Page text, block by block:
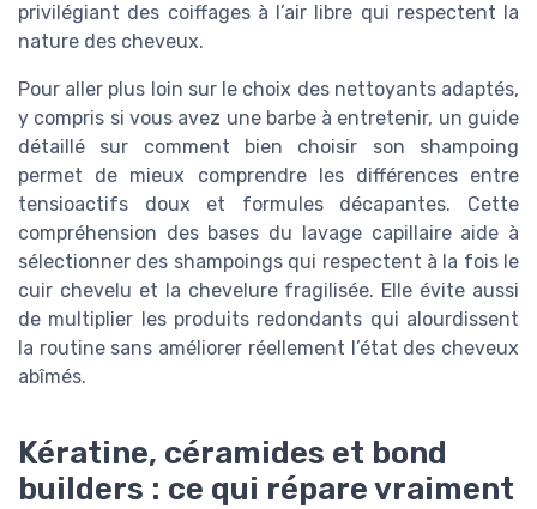
privilégiant des coiffages à l’air libre qui respectent la
nature des cheveux.
Pour aller plus loin sur le choix des nettoyants adaptés,
y compris si vous avez une barbe à entretenir, un guide
détaillé sur comment bien choisir son shampoing
permet de mieux comprendre les différences entre
tensioactifs doux et formules décapantes. Cette
compréhension des bases du lavage capillaire aide à
sélectionner des shampoings qui respectent à la fois le
cuir chevelu et la chevelure fragilisée. Elle évite aussi
de multiplier les produits redondants qui alourdissent
la routine sans améliorer réellement l’état des cheveux
abîmés.
Kératine, céramides et bond
builders : ce qui répare vraiment